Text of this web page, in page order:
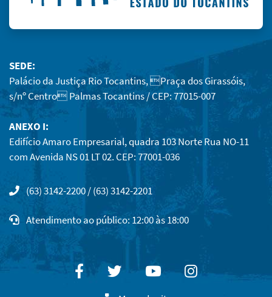
SEDE:
Palácio da Justiça Rio Tocantins, Praça dos Girassóis,
s/nº Centro Palmas Tocantins / CEP: 77015-007
ANEXO I:
Edifício Amaro Empresarial, quadra 103 Norte Rua NO-11
com Avenida NS 01 LT 02. CEP: 77001-036
(63) 3142-2200 / (63) 3142-2201
Atendimento ao público: 12:00 às 18:00
FacebookTwitterYoutubeInstagram